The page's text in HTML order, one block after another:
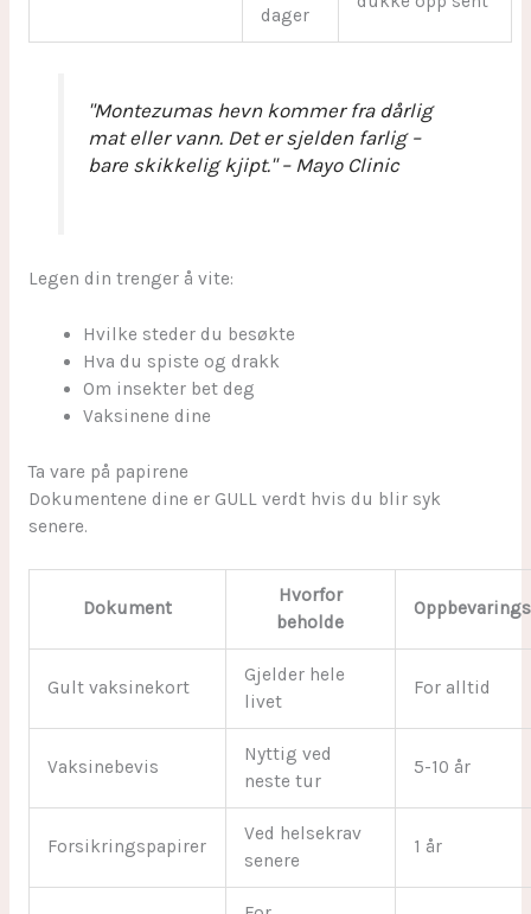
dager
"Montezumas hevn kommer fra dårlig
mat eller vann. Det er sjelden farlig –
bare skikkelig kjipt." – Mayo Clinic
Legen din trenger å vite:
Hvilke steder du besøkte
Hva du spiste og drakk
Om insekter bet deg
Vaksinene dine
Ta vare på papirene
Dokumentene dine er GULL verdt hvis du blir syk
senere.
Dokument
Hvorfor
beholde
Gult vaksinekort
Gjelder hele
livet
For alltid
Vaksinebevis
Nyttig ved
neste tur
5-10 år
Forsikringspapirer
Ved helsekrav
senere
1 år